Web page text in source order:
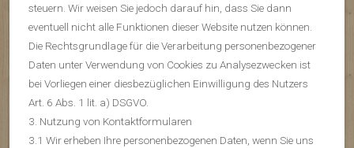
steuern. Wir weisen Sie jedoch darauf hin, dass Sie dann
eventuell nicht alle Funktionen dieser Website nutzen können.
Die Rechtsgrundlage für die Verarbeitung personenbezogener
Daten unter Verwendung von Cookies zu Analysezwecken ist
bei Vorliegen einer diesbezüglichen Einwilligung des Nutzers
Art. 6 Abs. 1 lit. a) DSGVO.
3. Nutzung von Kontaktformularen
3.1 Wir erheben Ihre personenbezogenen Daten, wenn Sie uns